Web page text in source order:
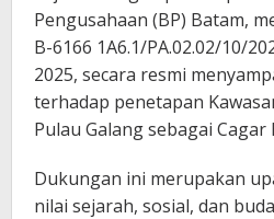
Pengusahaan (BP) Batam,
B-6166 1A6.1/PA.02.02/10/
2025, secara resmi
terhadap penetapan
Pulau Galang sebagai Cagar
Dukungan ini merupakan
nilai sejarah, sosial, dan